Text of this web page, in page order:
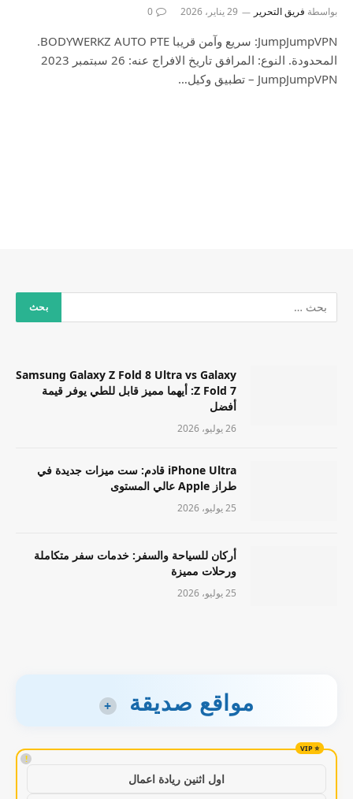
بواسطة فريق التحرير 29 يناير، 2026 0
JumpJumpVPN: سريع وآمن قريبا BODYWERKZ AUTO PTE.
المحدودة. النوع: المرافق تاريخ الافراج عنه: 26 سبتمبر 2023
JumpJumpVPN – تطبيق وكيل…
Samsung Galaxy Z Fold 8 Ultra vs Galaxy
Z Fold 7: أيهما مميز قابل للطي يوفر قيمة
أفضل
26 يوليو، 2026
iPhone Ultra قادم: ست ميزات جديدة في
طراز Apple عالي المستوى
25 يوليو، 2026
أركان للسياحة والسفر: خدمات سفر متكاملة
ورحلات مميزة
25 يوليو، 2026
مواقع صديقة +
!
اول اثنين ريادة اعمال